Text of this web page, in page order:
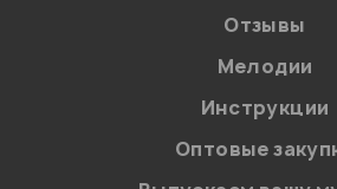
на обработку
Политикой в
персональных данных.
Отзывы
Мелодии
Инструкции
Оптовые